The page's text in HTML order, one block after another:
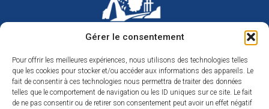
Gérer le consentement
Pour offrir les meilleures expériences, nous utilisons des technologies telles
que les cookies pour stocker et/ou accéder aux informations des appareils. Le
fait de consentir à ces technologies nous permettra de traiter des données
telles que le comportement de navigation ou les ID uniques sur ce site. Le fait
de ne pas consentir ou de retirer son consentement peut avoir un effet négatif
Hôtel de ville de Donges
Place Armand Morvan
44480 Donges
02 40 45 79 79
Nous contacter
Horaires d’ouverture
Du lundi au jeudi de 9h à 12h et de 14h à 17h